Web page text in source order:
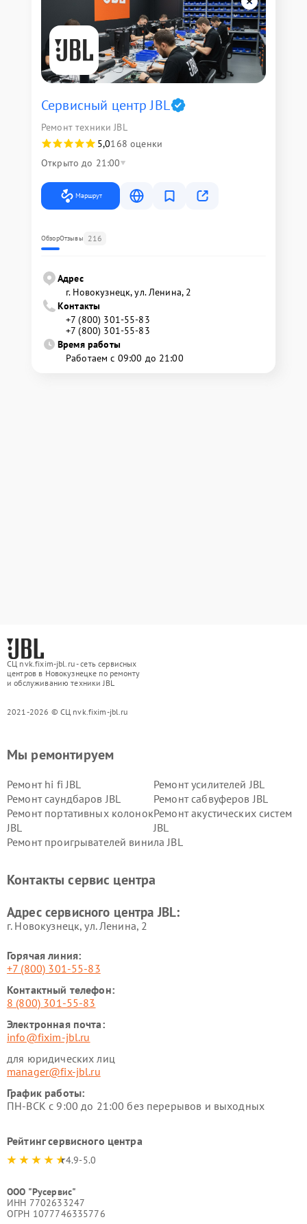
Сервисный центр JBL
Ремонт техники JBL
5,0168 оценки
Открыто до 21:00
Маршрут
ОбзорОтзывы 216
Адрес
г. Новокузнецк, ул. Ленина, 2
Контакты
+7 (800) 301-55-83
+7 (800) 301-55-83
Время работы
Работаем с 09:00 до 21:00
СЦ nvk.fixim-jbl.ru - сеть сервисных
центров в Новокузнецке по ремонту
и обслуживанию техники JBL
2021-2026 © СЦ nvk.fixim-jbl.ru
Мы ремонтируем
Ремонт hi fi JBL
Ремонт усилителей JBL
Ремонт саундбаров JBL
Ремонт сабвуферов JBL
Ремонт портативных колонок
JBL
Ремонт акустических систем
JBL
Ремонт проигрывателей винила JBL
Контакты сервис центра
Адрес сервисного центра JBL:
г. Новокузнецк, ул. Ленина, 2
Горячая линия:
+7 (800) 301-55-83
Контактный телефон:
8 (800) 301-55-83
Электронная почта:
info@fixim-jbl.ru
для юридических лиц
manager@fix-jbl.ru
График работы:
ПН-ВСК с 9:00 до 21:00 без перерывов и выходных
Рейтинг сервисного центра
4.9-5.0
ООО "Русервис"
ИНН 7702633247
ОГРН 1077746335776